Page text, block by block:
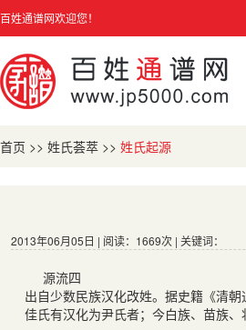
百姓通谱网欢迎您！
首页 >> 姓氏荟萃 >> 姓氏起源
2013年06月05日 | 阅读：1669次 | 关键词：
源流四
出自少数民族汉化改姓。据史籍《清
佳氏有汉化为尹氏者；今白族、苗族